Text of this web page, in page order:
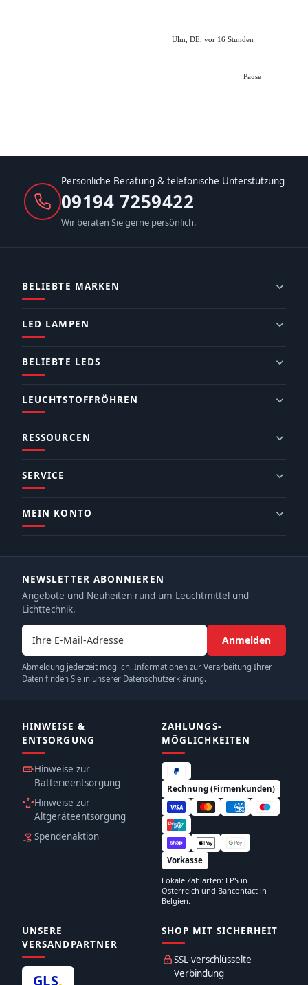
Ulm, DE, vor 16 Stunden
Pause
Persönliche Beratung & telefonische Unterstützung
09194 7259422
Wir beraten Sie gerne persönlich.
BELIEBTE MARKEN
LED LAMPEN
BELIEBTE LEDS
LEUCHTSTOFFRÖHREN
RESSOURCEN
SERVICE
MEIN KONTO
NEWSLETTER ABONNIEREN
Angebote und Neuheiten rund um Leuchtmittel und
Lichttechnik.
E-Mail-Adresse
Anmelden
Abmeldung jederzeit möglich. Informationen zur Verarbeitung Ihrer
Daten finden Sie in unserer Datenschutzerklärung.
HINWEISE &
ENTSORGUNG
Hinweise zur
Batterieentsorgung
Hinweise zur
Altgeräteentsorgung
Spendenaktion
ZAHLUNGS­
MÖGLICHKEITEN
Rechnung (Firmenkunden)
Vorkasse
Lokale Zahlarten: EPS in
Österreich und Bancontact in
Belgien.
UNSERE
VERSANDPARTNER
GLS.
SHOP MIT SICHERHEIT
SSL-verschlüsselte
Verbindung